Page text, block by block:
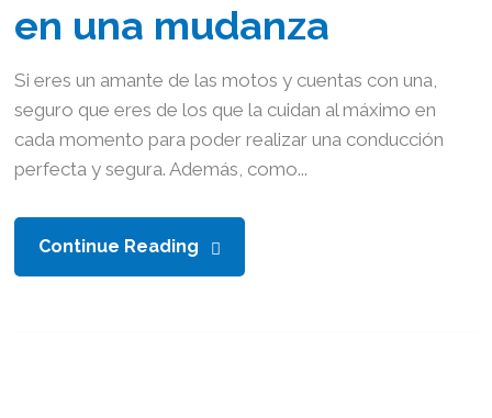
en una mudanza
Si eres un amante de las motos y cuentas con una,
seguro que eres de los que la cuidan al máximo en
cada momento para poder realizar una conducción
perfecta y segura. Además, como...
Continue Reading